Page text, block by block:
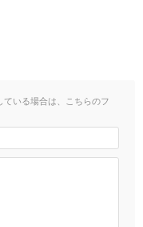
いる場合は、こちらのフ